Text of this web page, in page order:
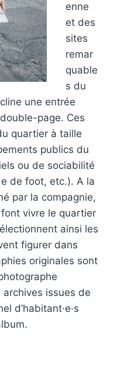
enne
et des
sites
remar
quable
s du
une entrée
page. Ces
quartier à taille
publics du
ou de sociabilité
de foot, etc.). A la
par la compagnie,
vivre le quartier
ainsi les
figurer dans
originales sont
archives issues de
d’habitant·e·s